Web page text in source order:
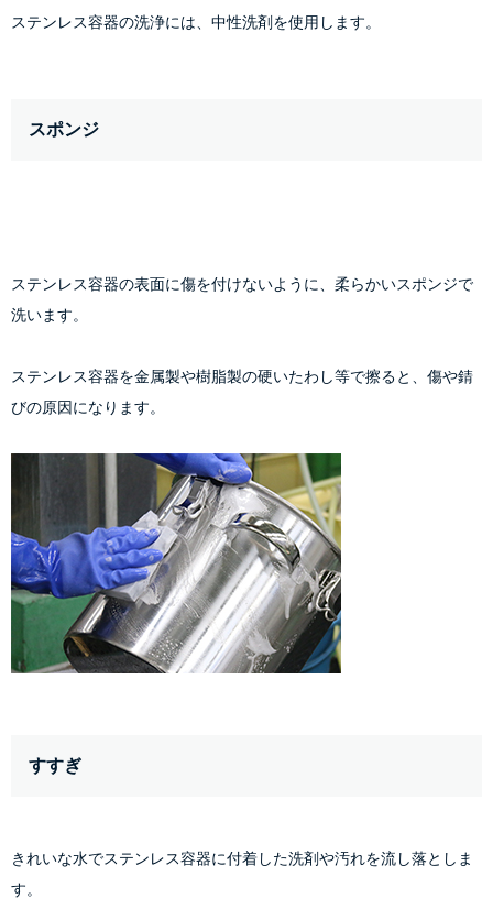
ステンレス容器の洗浄には、中性洗剤を使用します。
スポンジ
ステンレス容器の表面に傷を付けないように、柔らかいスポンジで
洗います。
ステンレス容器を金属製や樹脂製の硬いたわし等で擦ると、傷や錆
びの原因になります。
すすぎ
きれいな水でステンレス容器に付着した洗剤や汚れを流し落としま
す。